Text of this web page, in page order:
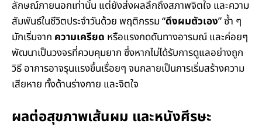
ลักษณ์ภายนอกเท่านั้น แต่ยังส่งผลลึกถึงสภาพจิตใจ และความ
สัมพันธ์ในชีวิตประจำวันด้วย พฤติกรรม “ดึงผมตัวเอง” ซ้ำ ๆ
มักเริ่มจาก ความเครียด หรือแรงกดดันทางอารมณ์ และค่อยๆ
พัฒนาเป็นวงจรที่ควบคุมยาก ซึ่งหากไม่ได้รับการดูแลอย่างถูก
วิธี อาการอาจรุนแรงขึ้นเรื่อยๆ จนกลายเป็นการเริ่มสร้างความ
เสียหาย ทั้งด้านร่างกาย และจิตใจ
ผลต่อสุขภาพเส้นผม และหนังศีรษะ